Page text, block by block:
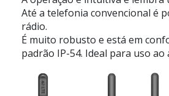
Até a telefonia convencional é
rádio.
É muito robusto e está em
padrão IP-54. Ideal para uso ao